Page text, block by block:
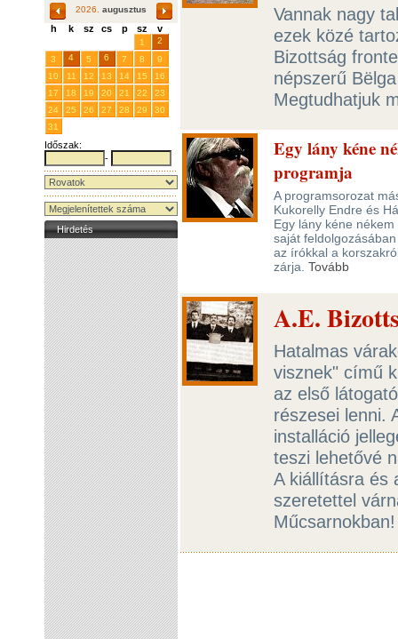
2026. augusztus
h k sz cs p sz v
1
2
3
4 5 6 7 8
9
10
11 12 13 14 15
16
17
18 19 20 21 22
23
24
25 26 27 28 29
30
31
Időszak:
-
Hirdetés
Vannak nagy
ezek közé
Bizottság
népszerű
Megtudhatjuk
Egy lány kéne
programja
A programsorozat
Kukorelly Endre és
Egy lány kéne
saját
az írókkal a
zárja. Tovább
A.E.
Hatalmas
visznek" című
az első
részesei lenni.
installáció
teszi lehetővé
A kiállításra és
szeretettel